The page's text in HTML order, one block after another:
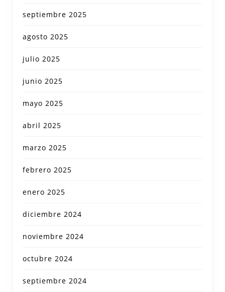
septiembre 2025
agosto 2025
julio 2025
junio 2025
mayo 2025
abril 2025
marzo 2025
febrero 2025
enero 2025
diciembre 2024
noviembre 2024
octubre 2024
septiembre 2024